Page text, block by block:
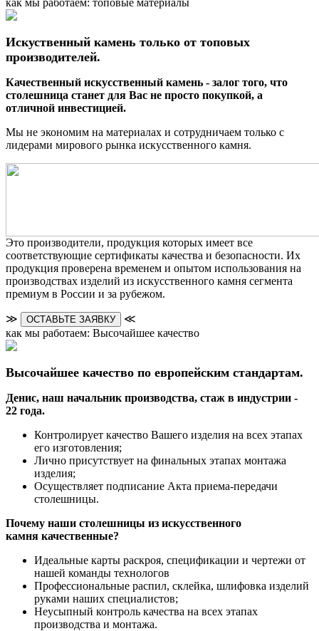
Искуственный камень только от топовых
производителей.
Качественный искусственный камень - залог того, что
столешница станет для Вас не просто покупкой, а
отличной инвестицией.
Мы не экономим на материалах и сотрудничаем только с
лидерами мирового рынка искусственного камня.
Это производители, продукция которых имеет все
соответствующие сертификаты качества и безопасности. Их
продукция проверена временем и опытом использования на
производствах изделий из искусственного камня сегмента
премиум в России и за рубежом.
≫ ОСТАВЬТЕ ЗАЯВКУ
≪
как мы работаем: Высочайшее качество
Высочайшее качество по европейским стандартам.
Денис, наш начальник производства, стаж в индустрии -
22 года.
Контролирует качество Вашего изделия на всех этапах
его изготовления;
Лично присутствует на финальных этапах монтажа
изделия;
Осуществляет подписание Акта приема-передачи
столешницы.
Почему наши столешницы из искусственного
камня качественные?
Идеальные карты раскроя, спецификации и чертежи от
нашей команды технологов
Профессиональные распил, склейка, шлифовка изделий
руками наших специалистов;
Неусыпный контроль качества на всех этапах
производства и монтажа.